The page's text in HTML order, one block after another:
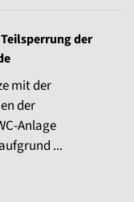
der
mit der
der
Anlage
...